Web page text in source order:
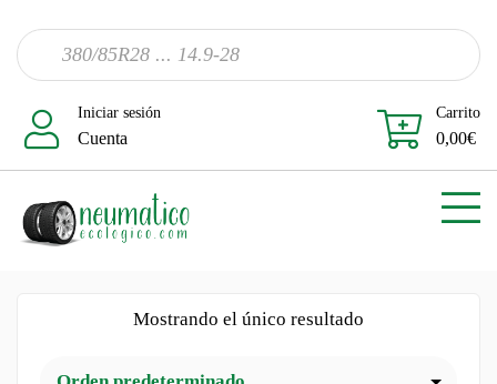
Iniciar sesión
Cuenta
Carrito
0,00€
Mostrando el único resultado